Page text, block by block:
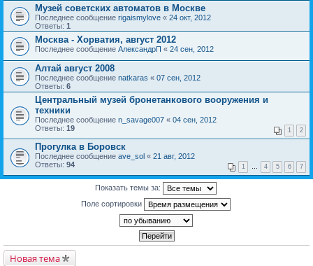
Музей советских автоматов в Москве
Последнее сообщение rigaismylove « 24 окт, 2012
Ответы: 1
Москва - Хорватия, август 2012
Последнее сообщение АлександрП « 24 сен, 2012
Алтай август 2008
Последнее сообщение natkaras « 07 сен, 2012
Ответы: 6
Центральный музей бронетанкового вооружения и
техники
Последнее сообщение n_savage007 « 04 сен, 2012
Ответы: 19 1 2
Прогулка в Боровск
Последнее сообщение ave_sol « 21 авг, 2012
Ответы: 94 1 … 4 5 6 7
Показать темы за:
Поле сортировки
Новая тема